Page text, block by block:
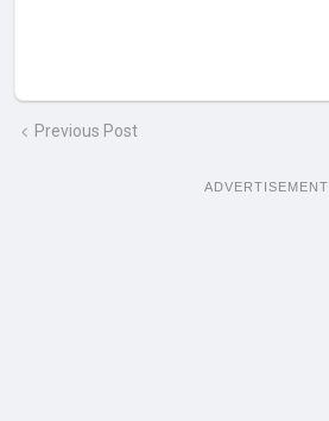
Previous Post
ADVERTISEMENT